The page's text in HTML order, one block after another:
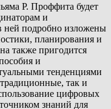
Р. Проффита будет
и
ней подробно изложены
планирования и
также пригодится
и
тенденциями
так и
цифровых
знаний для